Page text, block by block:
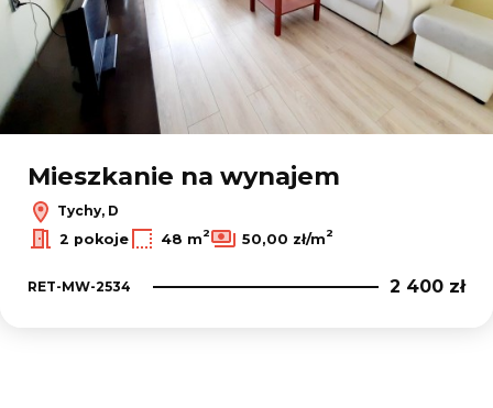
Mieszkanie na wynajem
Tychy, D
2 pokoje
48 m2 50,00 zł/m2
RET-MW-2534 2 400 zł